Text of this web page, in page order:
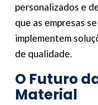
personalizados e
que as empresas
implementem
de qualidade.
O Futuro
Material